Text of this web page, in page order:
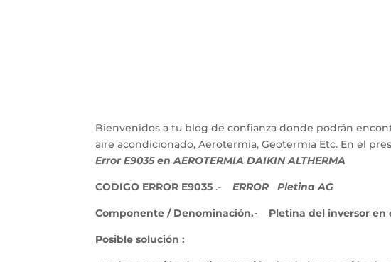
Bienvenidos a tu blog de confianza donde podrán
aire acondicionado, Aerotermia, Geotermia Etc. En el
Error E9035 en AEROTERMIA DAIKIN ALTHERMA
CODIGO ERROR E9035 .-ERROR Pletina AG
Componente / Denominación.- Pletina del inversor en
Posible solución :